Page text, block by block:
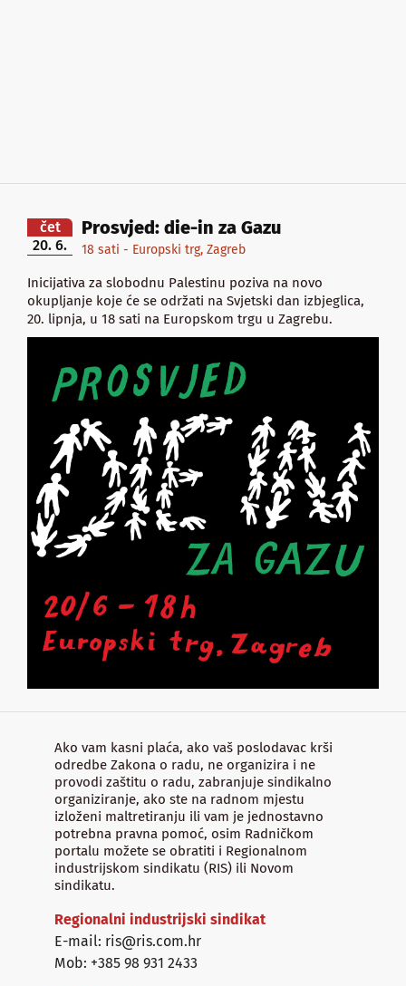
čet
20. 6.
Prosvjed: die-in za Gazu
18 sati - Europski trg, Zagreb
Inicijativa za slobodnu Palestinu poziva na novo
okupljanje koje će se održati na Svjetski dan izbjeglica,
20. lipnja, u 18 sati na Europskom trgu u Zagrebu.
Ako vam kasni plaća, ako vaš poslodavac krši
odredbe Zakona o radu, ne organizira i ne
provodi zaštitu o radu, zabranjuje sindikalno
organiziranje, ako ste na radnom mjestu
izloženi maltretiranju ili vam je jednostavno
potrebna pravna pomoć, osim Radničkom
portalu možete se obratiti i Regionalnom
industrijskom sindikatu (RIS) ili Novom
sindikatu.
Regionalni industrijski sindikat
E-mail: ris@ris.com.hr
Mob: +385 98 931 2433